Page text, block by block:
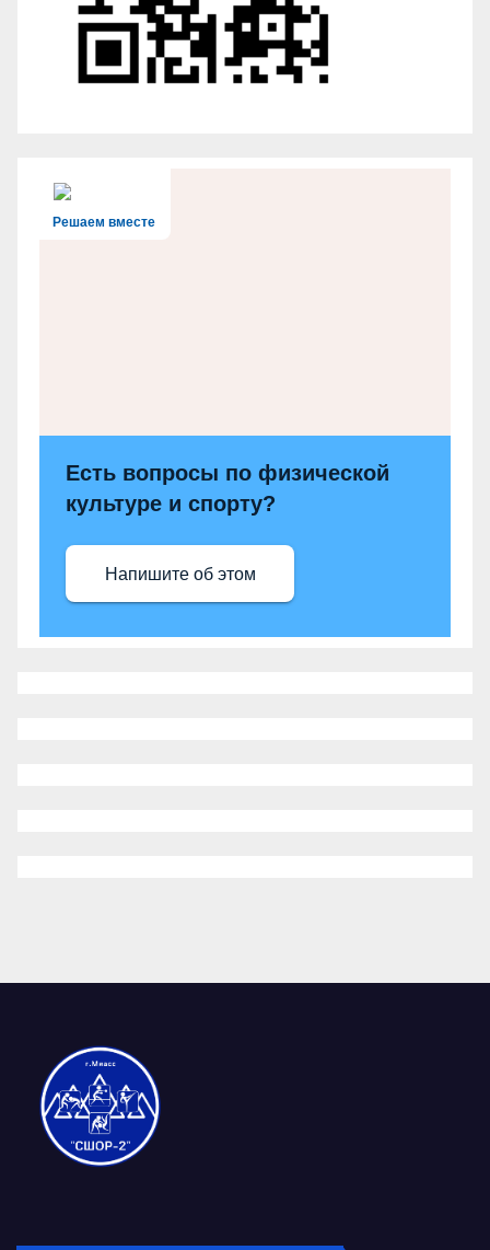
Решаем вместе
Есть вопросы по физической
культуре и спорту?
Напишите об этом